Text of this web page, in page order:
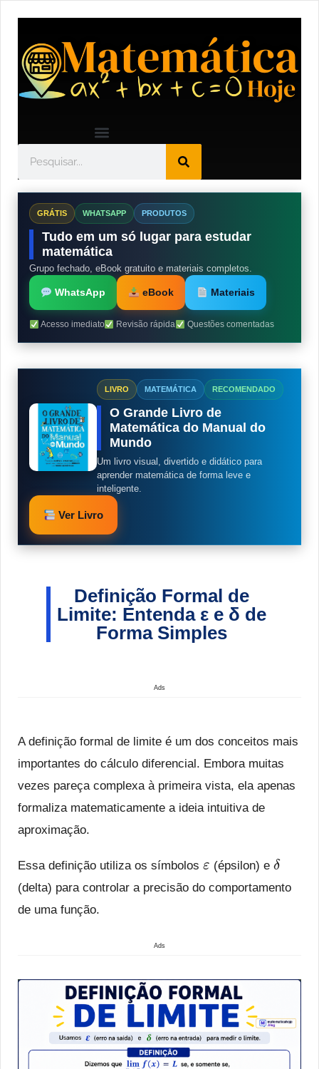
GRÁTIS WHATSAPP PRODUTOS
Tudo em um só lugar para estudar
matemática
Grupo fechado, eBook gratuito e materiais completos.
WhatsApp eBook Materiais
Acesso imediato Revisão rápida Questões comentadas
LIVRO MATEMÁTICA RECOMENDADO
O Grande Livro de
Matemática do Manual do
Mundo
Um livro visual, divertido e didático para
aprender matemática de forma leve e
inteligente.
Ver Livro
Definição Formal de
Limite: Entenda ε e δ de
Forma Simples
Ads
A definição formal de limite é um dos conceitos mais
importantes do cálculo diferencial. Embora muitas
vezes pareça complexa à primeira vista, ela apenas
formaliza matematicamente a ideia intuitiva de
aproximação.
Essa definição utiliza os símbolos (épsilon) e
δ
(delta) para controlar a precisão do comportamento
de uma função.
Ads